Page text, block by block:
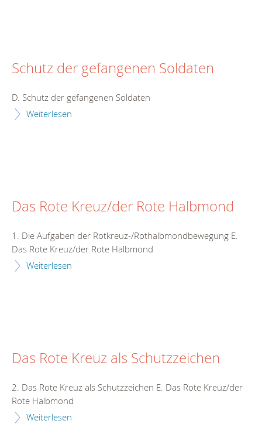
Schutz der gefangenen Soldaten
D. Schutz der gefangenen Soldaten
Weiterlesen
Das Rote Kreuz/der Rote Halbmond
1. Die Aufgaben der Rotkreuz-/Rothalbmondbewegung E.
Das Rote Kreuz/der Rote Halbmond
Weiterlesen
Das Rote Kreuz als Schutzzeichen
2. Das Rote Kreuz als Schutzzeichen E. Das Rote Kreuz/der
Rote Halbmond
Weiterlesen